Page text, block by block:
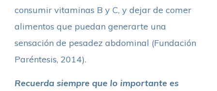
consumir vitaminas B y C, y dejar de comer
alimentos que puedan generarte una
sensación de pesadez abdominal (Fundación
Paréntesis, 2014).
Recuerda siempre que lo importante es